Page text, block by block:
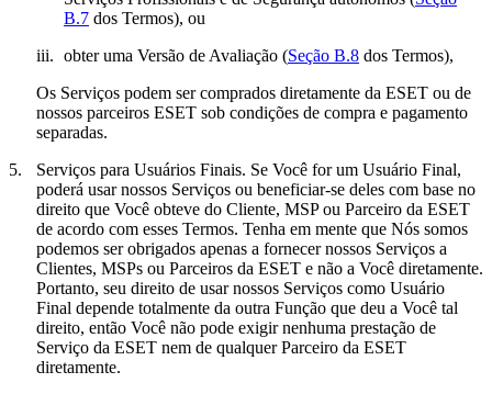
B.7 dos Termos), ou
iii. obter uma Versão de Avaliação (Seção B.8 dos Termos),
Os Serviços podem ser comprados diretamente da ESET ou de
nossos parceiros ESET sob condições de compra e pagamento
separadas.
5.
Serviços para Usuários Finais. Se Você for um Usuário Final,
poderá usar nossos Serviços ou beneficiar-se deles com base no
direito que Você obteve do Cliente, MSP ou Parceiro da ESET
de acordo com esses Termos. Tenha em mente que Nós somos
podemos ser obrigados apenas a fornecer nossos Serviços a
Clientes, MSPs ou Parceiros da ESET e não a Você diretamente.
Portanto, seu direito de usar nossos Serviços como Usuário
Final depende totalmente da outra Função que deu a Você tal
direito, então Você não pode exigir nenhuma prestação de
Serviço da ESET nem de qualquer Parceiro da ESET
diretamente.